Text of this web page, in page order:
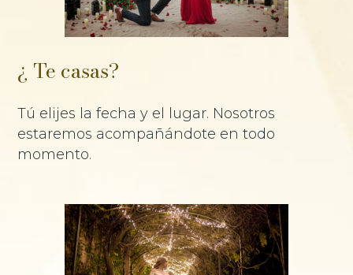
¿ Te casas?
Tú elijes la fecha y el lugar. Nosotros
estaremos acompañándote en todo
momento.